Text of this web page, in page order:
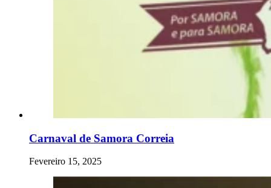
Carnaval de Samora Correia
Fevereiro 15, 2025